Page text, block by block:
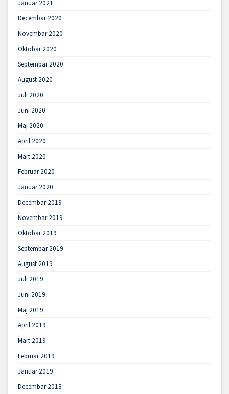
Januar 2021
Decembar 2020
Novembar 2020
Oktobar 2020
Septembar 2020
August 2020
Juli 2020
Juni 2020
Maj 2020
April 2020
Mart 2020
Februar 2020
Januar 2020
Decembar 2019
Novembar 2019
Oktobar 2019
Septembar 2019
August 2019
Juli 2019
Juni 2019
Maj 2019
April 2019
Mart 2019
Februar 2019
Januar 2019
Decembar 2018